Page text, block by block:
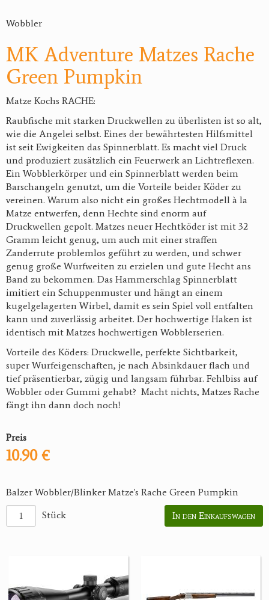
Wobbler
MK Adventure Matzes Rache
Green Pumpkin
Matze Kochs RACHE:
Raubfische mit starken Druckwellen zu überlisten ist so alt,
wie die Angelei selbst. Eines der bewährtesten Hilfsmittel
ist seit Ewigkeiten das Spinnerblatt. Es macht viel Druck
und produziert zusätzlich ein Feuerwerk an Lichtreflexen.
Ein Wobblerkörper und ein Spinnerblatt werden beim
Barschangeln genutzt, um die Vorteile beider Köder zu
vereinen. Warum also nicht ein großes Hechtmodell à la
Matze entwerfen, denn Hechte sind enorm auf
Druckwellen gepolt. Matzes neuer Hechtköder ist mit 32
Gramm leicht genug, um auch mit einer straffen
Zanderrute problemlos geführt zu werden, und schwer
genug große Wurfweiten zu erzielen und gute Hecht ans
Band zu bekommen. Das Hammerschlag Spinnerblatt
imitiert ein Schuppenmuster und hängt an einem
kugelgelagerten Wirbel, damit es sein Spiel voll entfalten
kann und zuverlässig arbeitet. Der hochwertige Haken ist
identisch mit Matzes hochwertigen Wobblerserien.
Vorteile des Köders: Druckwelle, perfekte Sichtbarkeit,
super Wurfeigenschaften, je nach Absinkdauer flach und
tief präsentierbar, zügig und langsam führbar. Fehlbiss auf
Wobbler oder Gummi gehabt? Macht nichts, Matzes Rache
fängt ihn dann doch noch!
Preis
10.90 €
Balzer Wobbler/Blinker Matze's Rache Green Pumpkin
Stück
In den Einkaufswagen